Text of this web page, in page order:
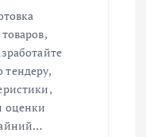
оценки